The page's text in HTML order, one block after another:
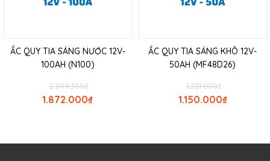
ẮC QUY TIA SÁNG NƯỚC 12V-
100AH (N100)
₫
2.049.300
₫
1.872.000
ẮC QUY TIA SÁNG KHÔ 12V-
50AH (MF48D26)
₫
1.221.000
₫
1.150.000